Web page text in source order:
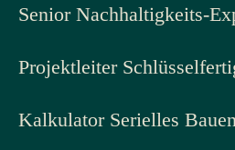
Senior Nachhaltigkeits-
Projektleiter
Kalkulator Serielles